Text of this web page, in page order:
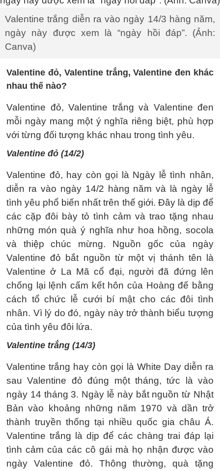
Valentine trắng diễn ra vào ngày 14/3 hàng năm,
ngày này được xem là “ngày hồi đáp”. (Ảnh:
Canva)
Valentine đỏ, Valentine trắng, Valentine đen khác
nhau thế nào?
Valentine đỏ, Valentine trắng và Valentine đen
mỗi ngày mang một ý nghĩa riêng biệt, phù hợp
với từng đối tượng khác nhau trong tình yêu.
Valentine đỏ (14/2)
Valentine đỏ, hay còn gọi là Ngày lễ tình nhân,
diễn ra vào ngày 14/2 hàng năm và là ngày lễ
tình yêu phổ biến nhất trên thế giới. Đây là dịp để
các cặp đôi bày tỏ tình cảm và trao tặng nhau
những món quà ý nghĩa như hoa hồng, socola
và thiệp chúc mừng. Nguồn gốc của ngày
Valentine đỏ bắt nguồn từ một vị thánh tên là
Valentine ở La Mã cổ đại, người đã đứng lên
chống lại lệnh cấm kết hôn của Hoàng đế bằng
cách tổ chức lễ cưới bí mật cho các đôi tình
nhân. Vì lý do đó, ngày này trở thành biểu tượng
của tình yêu đôi lứa.
Valentine trắng (14/3)
Valentine trắng hay còn gọi là White Day diễn ra
sau Valentine đỏ đúng một tháng, tức là vào
ngày 14 tháng 3. Ngày lễ này bắt nguồn từ Nhật
Bản vào khoảng những năm 1970 và dần trở
thành truyền thống tại nhiều quốc gia châu Á.
Valentine trắng là dịp để các chàng trai đáp lại
tình cảm của các cô gái mà họ nhận được vào
ngày Valentine đỏ. Thông thường, quà tặng